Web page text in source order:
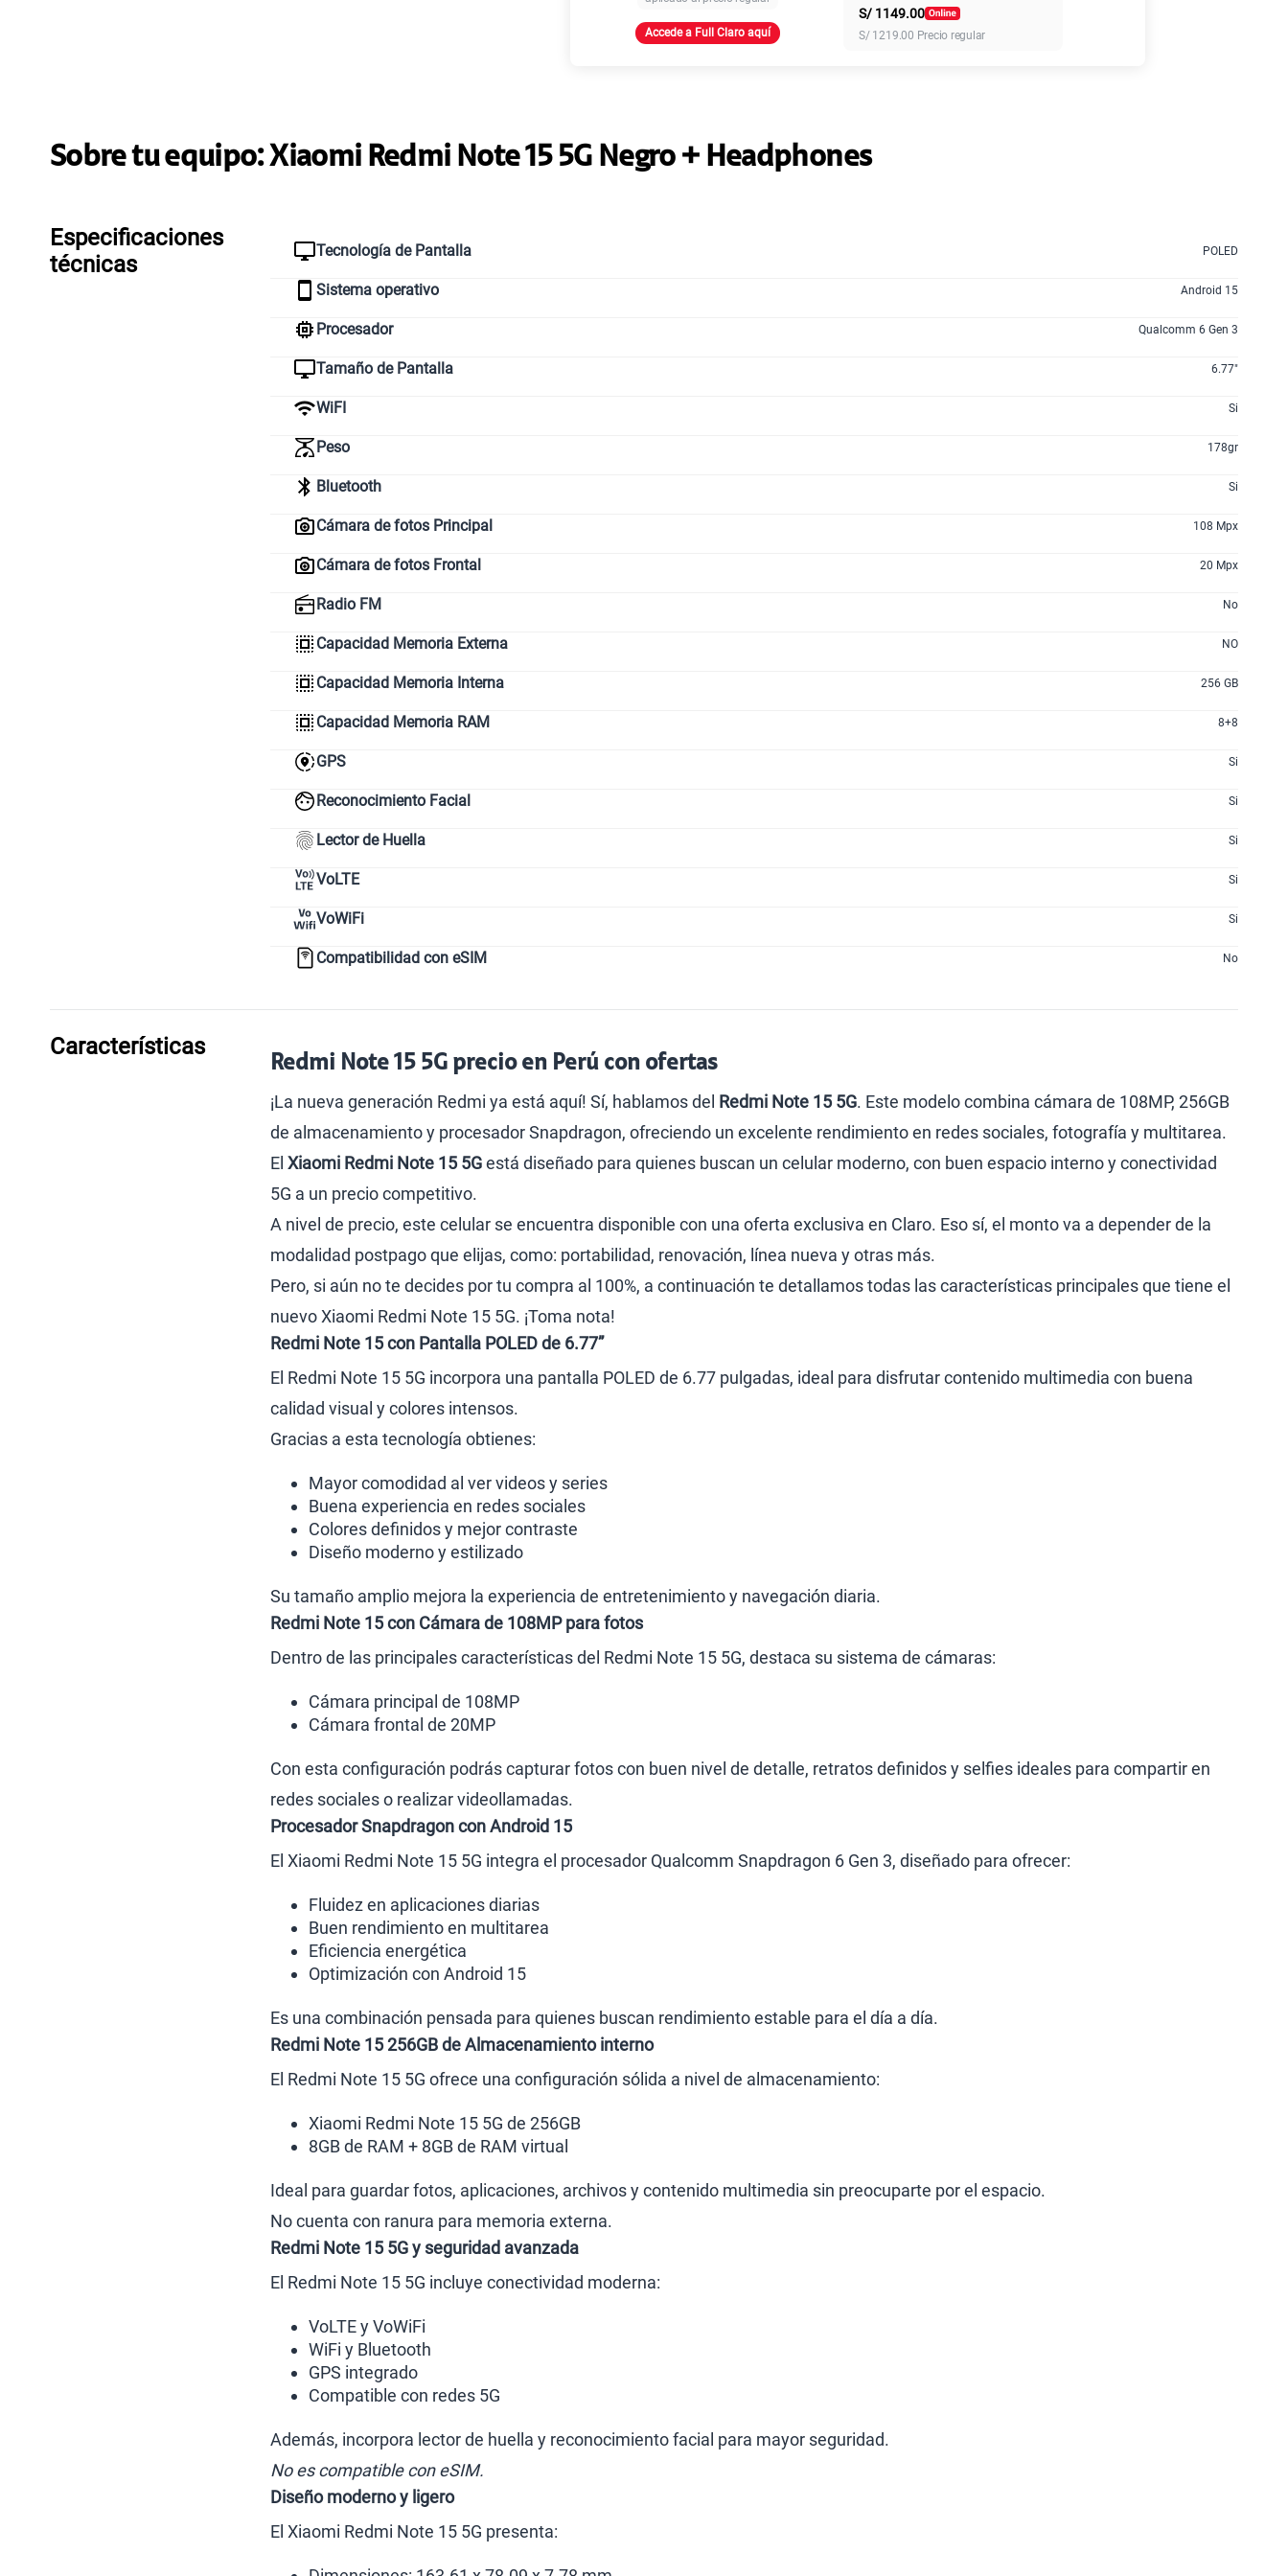
45GB
Accede a Full Claro aquí
S/ 1149.00
S/ 1219.00 Precio regular
Sobre tu equipo:Xiaomi Redmi Note 15 5G Negro + Headphones
Especificaciones
técnicas
Tecnología de Pantalla POLED
Sistema operativo Android 15
Procesador Qualcomm 6 Gen 3
Tamaño de Pantalla 6.77"
WiFI Si
Peso 178gr
Bluetooth Si
Cámara de fotos Principal 108 Mpx
Cámara de fotos Frontal 20 Mpx
Radio FM No
Capacidad Memoria Externa NO
Capacidad Memoria Interna 256 GB
Capacidad Memoria RAM 8+8
GPS Si
Reconocimiento Facial Si
Lector de Huella Si
VoLTE Si
VoWiFi Si
Compatibilidad con eSIM No
Características
Redmi Note 15 5G precio en Perú con ofertas
¡La nueva generación Redmi ya está aquí! Sí, hablamos del Redmi Note 15 5G. Este modelo combina cámara de 108MP, 256GB
de almacenamiento y procesador Snapdragon, ofreciendo un excelente rendimiento en redes sociales, fotografía y multitarea.
El Xiaomi Redmi Note 15 5Gestá diseñado para quienes buscan un celular moderno, con buen espacio interno y conectividad
5G a un precio competitivo.
A nivel de precio, este celular se encuentra disponible con una oferta exclusiva en Claro. Eso sí, el monto va a depender de la
modalidad postpago que elijas, como: portabilidad, renovación, línea nueva y otras más.
Pero, si aún no te decides por tu compra al 100%, a continuación te detallamos todas las características principales que tiene el
nuevo Xiaomi Redmi Note 15 5G. ¡Toma nota!
Redmi Note 15 con Pantalla POLED de 6.77”
El Redmi Note 15 5G incorpora una pantalla POLED de 6.77 pulgadas, ideal para disfrutar contenido multimedia con buena
calidad visual y colores intensos.
Gracias a esta tecnología obtienes:
Mayor comodidad al ver videos y series
Buena experiencia en redes sociales
Colores definidos y mejor contraste
Diseño moderno y estilizado
Su tamaño amplio mejora la experiencia de entretenimiento y navegación diaria.
Redmi Note 15 con Cámara de 108MP para fotos
Dentro de las principales características del Redmi Note 15 5G, destaca su sistema de cámaras:
Cámara principal de 108MP
Cámara frontal de 20MP
Con esta configuración podrás capturar fotos con buen nivel de detalle, retratos definidos y selfies ideales para compartir en
redes sociales o realizar videollamadas.
Procesador Snapdragon con Android 15
El Xiaomi Redmi Note 15 5G integra el procesador Qualcomm Snapdragon 6 Gen 3, diseñado para ofrecer:
Fluidez en aplicaciones diarias
Buen rendimiento en multitarea
Eficiencia energética
Optimización con Android 15
Es una combinación pensada para quienes buscan rendimiento estable para el día a día.
Redmi Note 15 256GB de Almacenamiento interno
El Redmi Note 15 5G ofrece una configuración sólida a nivel de almacenamiento:
Xiaomi Redmi Note 15 5G de 256GB
8GB de RAM + 8GB de RAM virtual
Ideal para guardar fotos, aplicaciones, archivos y contenido multimedia sin preocuparte por el espacio.
No cuenta con ranura para memoria externa.
Redmi Note 15 5G y seguridad avanzada
El Redmi Note 15 5G incluye conectividad moderna:
VoLTE y VoWiFi
WiFi y Bluetooth
GPS integrado
Compatible con redes 5G
Además, incorpora lector de huella y reconocimiento facial para mayor seguridad.
No es compatible con eSIM.
Diseño moderno y ligero
El Xiaomi Redmi Note 15 5G presenta: